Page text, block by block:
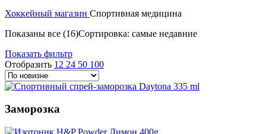
Хоккейный магазин Спортивная медицина
Показаны все (16)Сортировка: самые недавние
Показать фильтр
Отобразить 12 24 50 100
Заморозка